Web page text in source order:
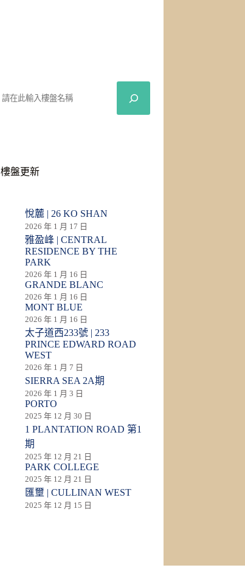
樓盤更新
悅麓 | 26 KO SHAN
2026 年 1 月 17 日
雅盈峰 | CENTRAL
RESIDENCE BY THE
PARK
2026 年 1 月 16 日
GRANDE BLANC
2026 年 1 月 16 日
MONT BLUE
2026 年 1 月 16 日
太子道西233號 | 233
PRINCE EDWARD ROAD
WEST
2026 年 1 月 7 日
SIERRA SEA 2A期
2026 年 1 月 3 日
PORTO
2025 年 12 月 30 日
1 PLANTATION ROAD 第1
期
2025 年 12 月 21 日
PARK COLLEGE
2025 年 12 月 21 日
匯壐 | CULLINAN WEST
2025 年 12 月 15 日